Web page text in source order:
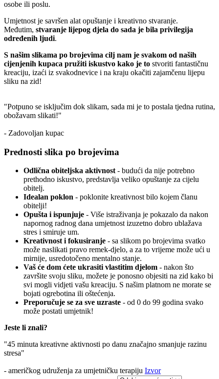
osobe ili poslu.
Umjetnost je savršen alat opuštanje i kreativno stvaranje.
Međutim, stvaranje lijepog djela do sada je bila privilegija
određenih ljudi.
S našim slikama po brojevima cilj nam je svakom od naših
cijenjenih kupaca pružiti iskustvo kako je to stvoriti fantastičnu
kreaciju, izaći iz svakodnevice i na kraju okačiti zajamčenu lijepu
sliku na zid!
"Potpuno se isključim dok slikam, sada mi je to postala tjedna rutina,
obožavam slikati!"
- Zadovoljan kupac
Prednosti slika po brojevima
Odlična obiteljska aktivnost- budući da nije potrebno
prethodno iskustvo, predstavlja veliko opuštanje za cijelu
obitelj.
Idealan poklon - poklonite kreativnost bilo kojem članu
obitelji!
Opušta i ispunjuje - Više istraživanja je pokazalo da nakon
napornog radnog dana umjetnost izuzetno dobro ublažava
stres i smiruje um.
Kreativnost i fokusiranje - sa slikom po brojevima svatko
može naslikati pravo remek-djelo, a za to vrijeme može ući u
mirnije, usredotočeno mentalno stanje.
Vaš će dom ćete ukrasiti vlastitim djelom - nakon što
završite svoju sliku, možete je ponosno objesiti na zid kako bi
svi mogli vidjeti vašu kreaciju. S našim platnom ne morate se
bojati ogrebotina ili oštećenja.
Preporučuje se za sve uzraste - od 0 do 99 godina svako
može postati umjetnik!
Jeste li znali?
"45 minuta kreativne aktivnosti po danu značajno smanjuje razinu
stresa"
- američkog udruženja za umjetničku terapiju Izvor